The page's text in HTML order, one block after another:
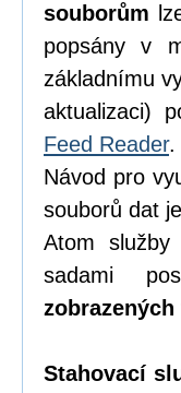
souborům
popsány v
základnímu
aktualizaci)
Feed Reader.
Návod pro
souborů dat
Atom
sadami
Stahovací